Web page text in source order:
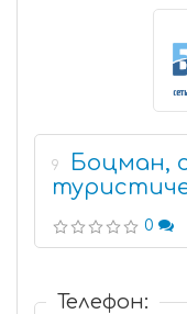
9
Боцман,
0
Телефон: